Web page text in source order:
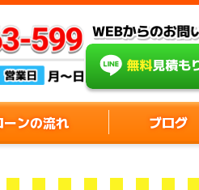
ーンの流れ ブログ